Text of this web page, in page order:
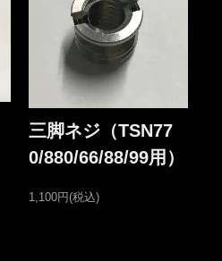
三脚ネジ（TSN77
0/880/66/88/99用）
1,100円(税込)